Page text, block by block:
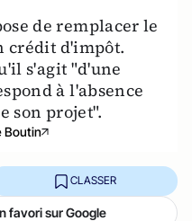
de remplacer le
crédit d'impôt.
s'agit "d'une
à l'absence
son projet".
Boutin
CLASSER
favori sur Google